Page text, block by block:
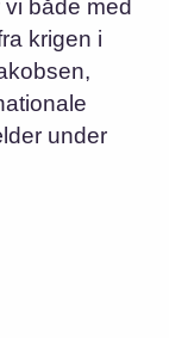
både med
krigen i
under